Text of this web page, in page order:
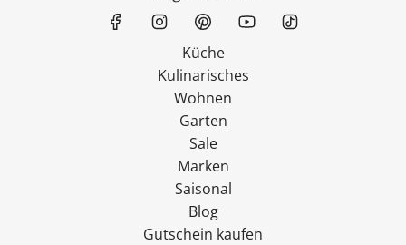
Küche
Kulinarisches
Wohnen
Garten
Sale
Marken
Saisonal
Blog
Gutschein kaufen